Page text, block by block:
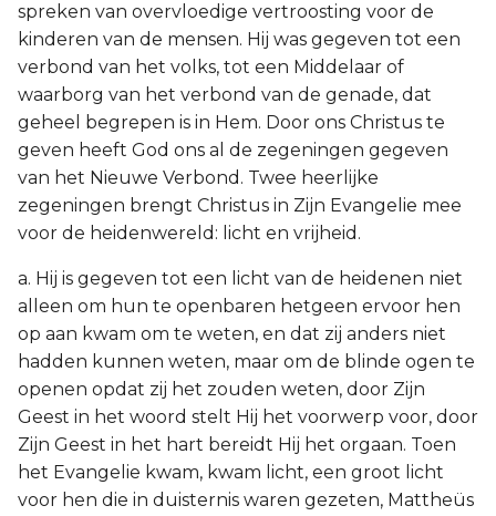
spreken van overvloedige vertroosting voor de
kinderen van de mensen. Hij was gegeven tot een
verbond van het volks, tot een Middelaar of
waarborg van het verbond van de genade, dat
geheel begrepen is in Hem. Door ons Christus te
geven heeft God ons al de zegeningen gegeven
van het Nieuwe Verbond. Twee heerlijke
zegeningen brengt Christus in Zijn Evangelie mee
voor de heidenwereld: licht en vrijheid.
a. Hij is gegeven tot een licht van de heidenen niet
alleen om hun te openbaren hetgeen ervoor hen
op aan kwam om te weten, en dat zij anders niet
hadden kunnen weten, maar om de blinde ogen te
openen opdat zij het zouden weten, door Zijn
Geest in het woord stelt Hij het voorwerp voor, door
Zijn Geest in het hart bereidt Hij het orgaan. Toen
het Evangelie kwam, kwam licht, een groot licht
voor hen die in duisternis waren gezeten, Mattheüs